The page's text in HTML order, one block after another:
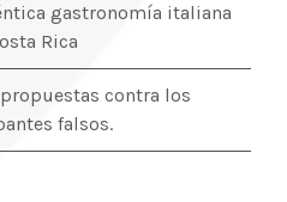
gastronomía italiana
Rica
contra los
falsos.